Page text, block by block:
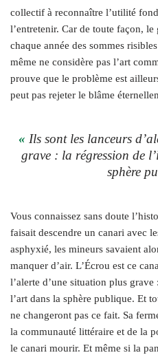
collectif à reconnaître l’utilité
l’entretenir. Car de toute façon,
chaque année des sommes
même ne considère pas l’art
prouve que le problème est
peut pas rejeter le blâme
« Ils sont les lanceurs
grave : la régression de
sphère
Vous connaissez sans doute
faisait descendre un canari avec
asphyxié, les mineurs savaient
manquer d’air. L’Écrou est ce
l’alerte d’une situation plus
l’art dans la sphère publique. Et
ne changeront pas ce fait. Sa
la communauté littéraire et de la
le canari mourir. Et même si la